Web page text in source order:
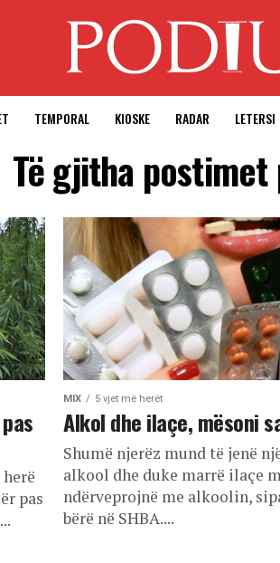
TEMPORAL KIOSKE RADAR LETERSI
Të gjitha
pas
MIX 5 vjet më herët
Alkol dhe ilaçe, mësoni
Shumë njerëz mund të jenë
alkool dhe duke marrë ilaçe
ndërveprojnë me alkoolin,
bërë në SHBA....